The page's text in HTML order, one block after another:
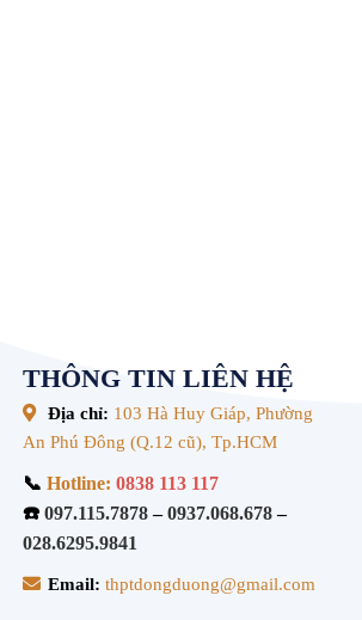
THÔNG TIN LIÊN HỆ
Địa chỉ: 103 Hà Huy Giáp, Phường
An Phú Đông (Q.12 cũ), Tp.HCM
📞 Hotline: 0838 113 117
☎️ 097.115.7878–0937.068.678–
028.6295.9841
Email: thptdongduong@gmail.com